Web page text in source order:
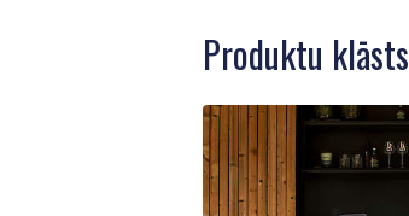
Produktu klāsts